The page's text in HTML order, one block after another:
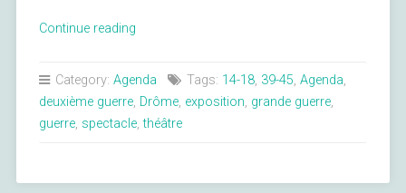
Continue reading« Pour
Patrie
et
Drôme
Category: Agenda Tags: 14-18, 39-45, Agenda,
deuxième guerre, Drôme, exposition, grande guerre,
guerre, spectacle,théâtre